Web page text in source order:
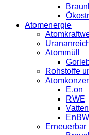
Atomenergie
Atommüll
Rohstoffe
E.on
RWE
EnBW
Erneuerbar